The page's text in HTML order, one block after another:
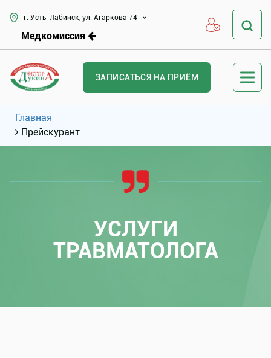
г. Усть-Лабинск, ул. Агаркова 74
Медкомиссия
ЗАПИСАТЬСЯ НА ПРИЁМ
Главная
Прейскурант
УСЛУГИ
ТРАВМАТОЛОГА